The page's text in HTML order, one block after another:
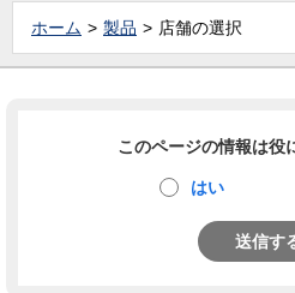
ホーム 製品 店舗の選択
このページの情報は役
はい
送信す